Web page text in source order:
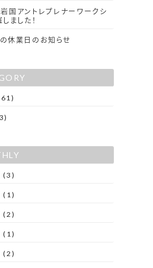
岩国アントレプレナーワークシ
ました！
休業日のお知らせ
(3)
(1)
(2)
(1)
(2)